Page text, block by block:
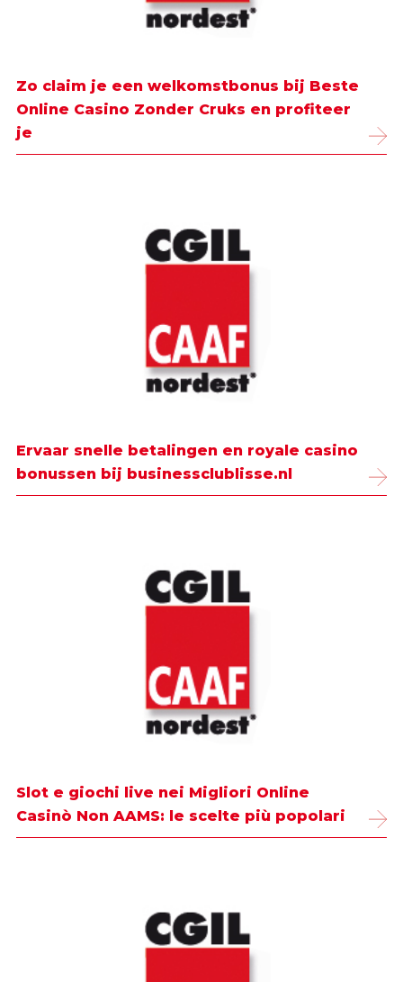
Zo claim je een welkomstbonus bij Beste
Online Casino Zonder Cruks en profiteer
je
Ervaar snelle betalingen en royale casino
bonussen bij businessclublisse.nl
Slot e giochi live nei Migliori Online
Casinò Non AAMS: le scelte più popolari